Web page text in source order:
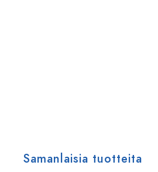
Samanlaisia tuotteita